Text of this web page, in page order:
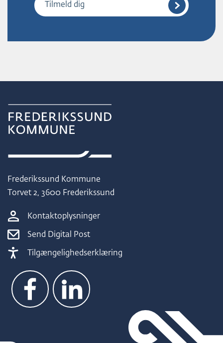
Tilmeld dig
Frederikssund Kommune
Torvet 2, 3600 Frederikssund
Kontaktoplysninger
Send Digital Post
Tilgængelighedserklæring